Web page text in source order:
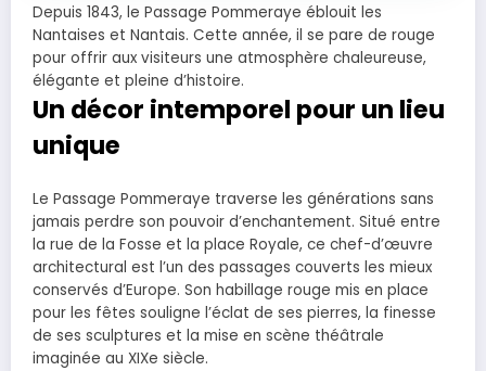
Depuis 1843, le Passage Pommeraye éblouit les
Nantaises et Nantais. Cette année, il se pare de rouge
pour offrir aux visiteurs une atmosphère chaleureuse,
élégante et pleine d’histoire.
Un décor intemporel pour un lieu
unique
Le Passage Pommeraye traverse les générations sans
jamais perdre son pouvoir d’enchantement. Situé entre
la rue de la Fosse et la place Royale, ce chef-d’œuvre
architectural est l’un des passages couverts les mieux
conservés d’Europe. Son habillage rouge mis en place
pour les fêtes souligne l’éclat de ses pierres, la finesse
de ses sculptures et la mise en scène théâtrale
imaginée au XIXe siècle.